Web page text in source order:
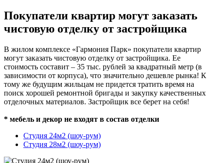
Покупатели квартир могут заказать
чистовую отделку от застройщика
В жилом комплексе «Гармония Парк» покупатели квартир
могут заказать чистовую отделку от застройщика. Ее
стоимость составит – 35 тыс. рублей за квадратный метр (в
зависимости от корпуса), что значительно дешевле рынка! К
тому же будущим жильцам не придется тратить время на
поиск хорошей ремонтной бригады и закупку качественных
отделочных материалов. Застройщик все берет на себя!
* мебель и декор не входят в состав отделки
Студия 24м2 (шоу-рум)
Студия 28м2 (шоу-рум)